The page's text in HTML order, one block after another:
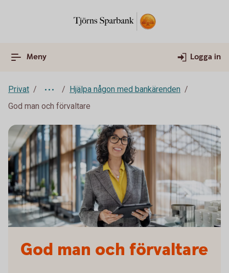
Meny Logga in
Privat
Hjälpa någon med bankärenden
God man och förvaltare
God man och förvaltare